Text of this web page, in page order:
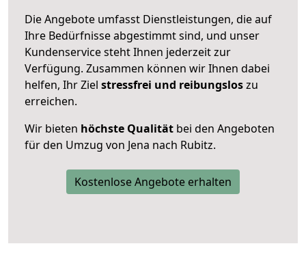
Die Angebote umfasst Dienstleistungen, die auf
Ihre Bedürfnisse abgestimmt sind, und unser
Kundenservice steht Ihnen jederzeit zur
Verfügung. Zusammen können wir Ihnen dabei
helfen, Ihr Ziel stressfrei und reibungsloszu
erreichen.
Wir bieten höchste Qualität bei den Angeboten
für den Umzug von Jena nach Rubitz.
Kostenlose Angebote erhalten